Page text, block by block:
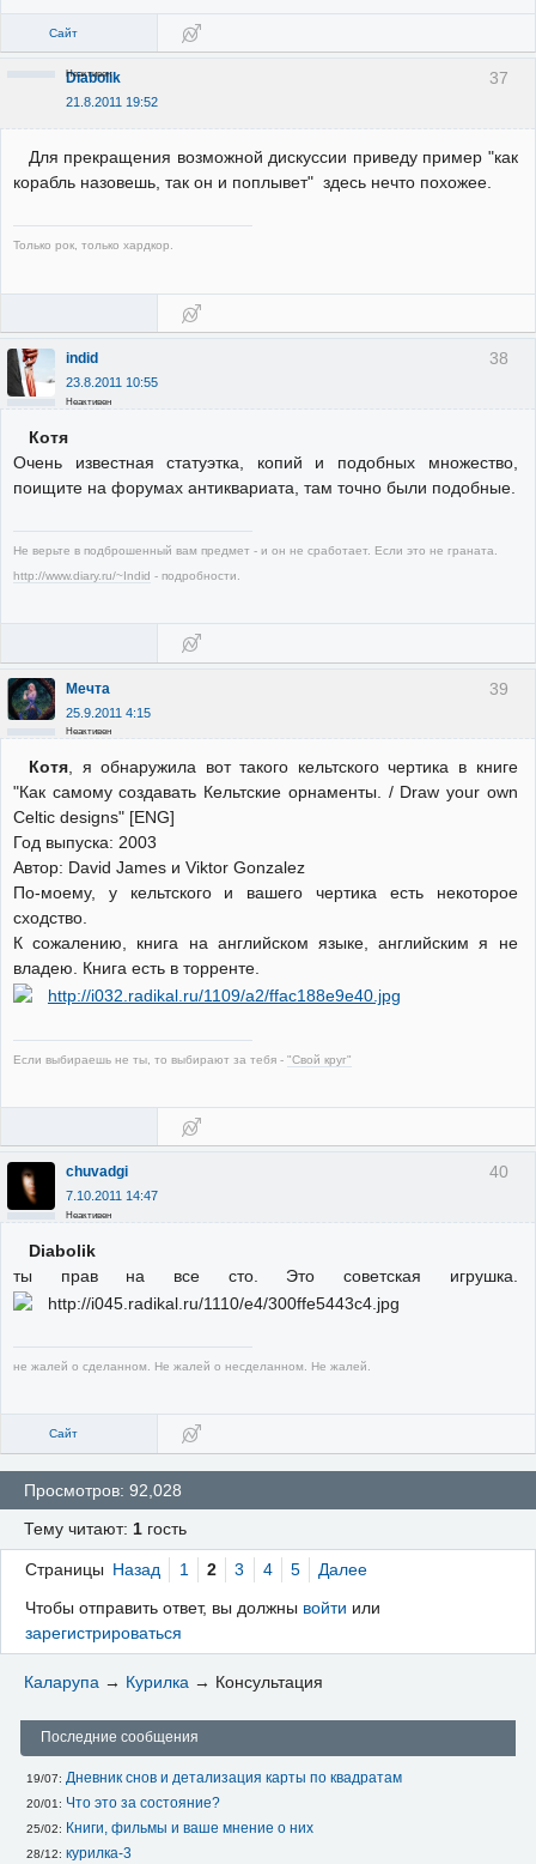
Сайт
37
Diabolik
21.8.2011 19:52
Неактивен
Для прекращения возможной дискуссии приведу пример "как
корабль назовешь, так он и поплывет" здесь нечто похожее.
Только рок, только хардкор.
38
indid
23.8.2011 10:55
Неактивен
Котя
Очень известная статуэтка, копий и подобных множество,
поищите на форумах антиквариата, там точно были подобные.
Не верьте в подброшенный вам предмет - и он не сработает. Если это не граната.
http://www.diary.ru/~Indid - подробности.
39
Мечта
25.9.2011 4:15
Неактивен
Котя, я обнаружила вот такого кельтского чертика в книге
"Как самому создавать Кельтские орнаменты. / Draw your own
Celtic designs" [ENG]
Год выпуска: 2003
Автор: David James и Viktor Gonzalez
По-моему, у кельтского и вашего чертика есть некоторое
сходство.
К сожалению, книга на английском языке, английским я не
владею. Книга есть в торренте.
Если выбираешь не ты, то выбирают за тебя - "Свой круг"
40
chuvadgi
7.10.2011 14:47
Неактивен
Diabolik
ты прав на все сто. Это советская игрушка.
не жалей о сделанном. Не жалей о несделанном. Не жалей.
Сайт
Просмотров: 92,028
Тему читают: 1 гость
Страницы Назад 1 2 3 4 5 Далее
Чтобы отправить ответ, вы должны войти или
зарегистрироваться
Каларупа → Курилка → Консультация
Последние сообщения
19/07: Дневник снов и детализация карты по квадратам
20/01: Что это за состояние?
25/02: Книги, фильмы и ваше мнение о них
28/12: курилка-3